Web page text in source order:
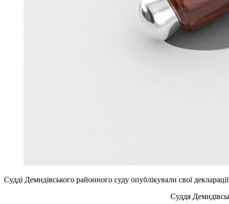
Судді Демидівського районного суду опублікували свої
Суддя